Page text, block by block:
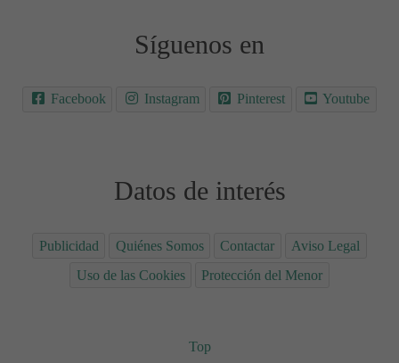
Síguenos en
Facebook Instagram Pinterest Youtube
Datos de interés
Publicidad Quiénes Somos Contactar
Aviso Legal
Uso de las Cookies
Protección del Menor
Top